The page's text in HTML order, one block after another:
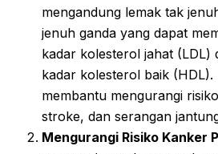
mengandung lemak tak
jenuh ganda yang dapat
kadar kolesterol jahat (LDL)
kadar kolesterol baik (HDL).
membantu mengurangi
stroke, dan serangan
Mengurangi Risiko Kanker